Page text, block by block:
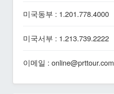
미국동부 : 1.201.778.4000
미국서부 : 1.213.739.2222
이메일 : online@prttour.com